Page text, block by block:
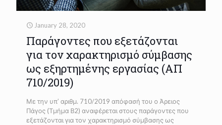
January 28, 2020
Παράγοντες που εξετάζονται
για τον χαρακτηρισμό σύμβασης
ως εξηρτημένης εργασίας (ΑΠ
710/2019)
Με την υπ’ αριθμ. 710/2019 απόφασή του ο Άρειος
Πάγος (Τμήμα Β2) αναφέρεται στους παράγοντες που
εξετάζονται για τον χαρακτηρισμό σύμβασης ως